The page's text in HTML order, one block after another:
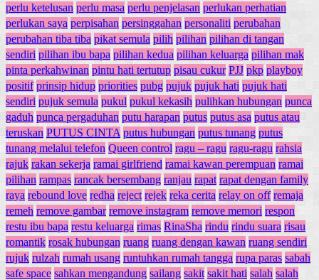
perlu ketelusan perlu masa perlu penjelasan perlukan perhatian
perlukan saya perpisahan persinggahan personaliti perubahan
perubahan tiba tiba pikat semula pilih pilihan pilihan di tangan
sendiri pilihan ibu bapa pilihan kedua pilihan keluarga pilihan mak
pinta perkahwinan pintu hati tertutup pisau cukur PJJ pkp playboy
positif prinsip hidup priorities pubg pujuk pujuk hati pujuk hati
sendiri pujuk semula pukul pukul kekasih pulihkan hubungan punca
gaduh punca pergaduhan putu harapan putus putus asa putus atau
teruskan PUTUS CINTA putus hubungan putus tunang putus
tunang melalui telefon Queen control ragu – ragu ragu-ragu rahsia
rajuk rakan sekerja ramai girlfriend ramai kawan perempuan ramai
pilihan rampas rancak bersembang ranjau rapat rapat dengan family
raya rebound love redha reject rejek reka cerita relay on off remaja
remeh remove gambar remove instagram remove memori respon
restu ibu bapa restu keluarga rimas RinaSha rindu rindu suara risau
romantik rosak hubungan ruang ruang dengan kawan ruang sendiri
rujuk rulzah rumah usang runtuhkan rumah tangga rupa paras sabah
safe space sahkan mengandung sailang sakit sakit hati salah salah